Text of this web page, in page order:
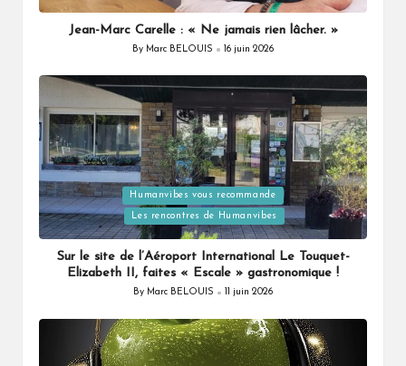
Jean-Marc Carelle : « Ne jamais rien lâcher. »
Posted
By Marc BELOUIS 16 juin 2026
Posted
in
Humanvibes vous recommande
Les rencontres de Humanvibes
Sur le site de l’Aéroport International Le Touquet-
Elizabeth II, faites « Escale » gastronomique !
Posted
By Marc BELOUIS 11 juin 2026